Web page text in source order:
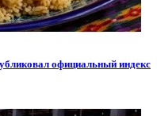
официальный индекс